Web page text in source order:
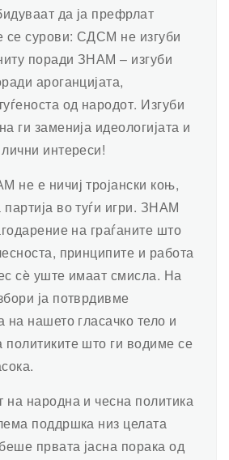
да ја префрлат
се сурови: СДСМ не изгуби
поради ЗНАМ – изгуби
ароганцијата,
од народот. Изгуби
ги заменија идеологијата и
интереси!
не е ничиј тројански коњ,
во туѓи игри. ЗНАМ
на граѓаните што
принципите и работа
сè уште имаат смисла. На
ја потврдивме
на нашето гласачко тело и
што ги водиме се
на народна и чесна политика
поддршка низ целата
првата јасна порака од